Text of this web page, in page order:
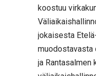
koostuu
jokaisesta
muodostavasta
ja Rantasalmen